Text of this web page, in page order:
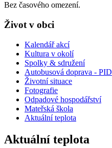
Bez časového omezení.
Život v obci
Kalendář akcí
Kultura v okolí
Spolky & sdružení
Autobusová doprava - PID
Životní situace
Fotografie
Odpadové hospodářství
Mateřská škola
Aktuální teplota
Aktuální teplota